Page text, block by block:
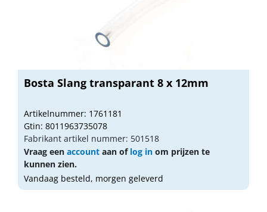
Bosta Slang transparant 8 x 12mm
Artikelnummer: 1761181
Gtin: 8011963735078
Fabrikant artikel nummer: 501518
Vraag een account aan of log in om prijzen te
kunnen zien.
Vandaag besteld, morgen geleverd